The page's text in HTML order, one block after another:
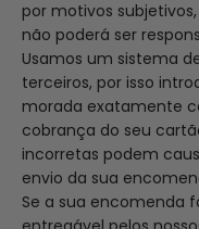
por motivos
não poderá ser
Usamos um sistema
terceiros, por isso
morada exatamente
cobrança do seu
incorretas podem
envio da sua
Se a sua encomenda